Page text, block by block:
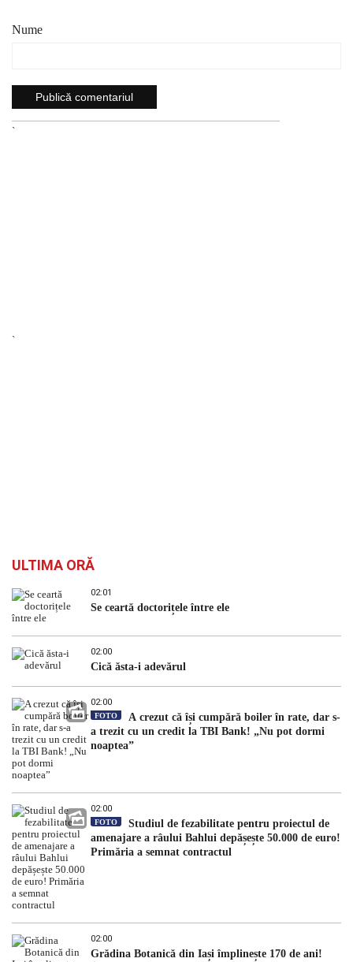
Nume
`
`
ULTIMA ORĂ
02:01
Se ceartă doctorițele între ele
02:00
Cică ăsta-i adevărul
02:00
FOTO
A crezut că își cumpără boiler în rate, dar s-
a trezit cu un credit la TBI Bank! „Nu pot dormi
noaptea”
02:00
FOTO
Studiul de fezabilitate pentru proiectul de
amenajare a râului Bahlui depășește 50.000 de euro!
Primăria a semnat contractul
02:00
Grădina Botanică din Iași împlinește 170 de ani!